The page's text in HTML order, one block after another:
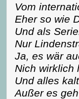
Vom
Eher so wie
Und als
Nur
Ja, es wär
Nich wirklich
Und alles
Außer es